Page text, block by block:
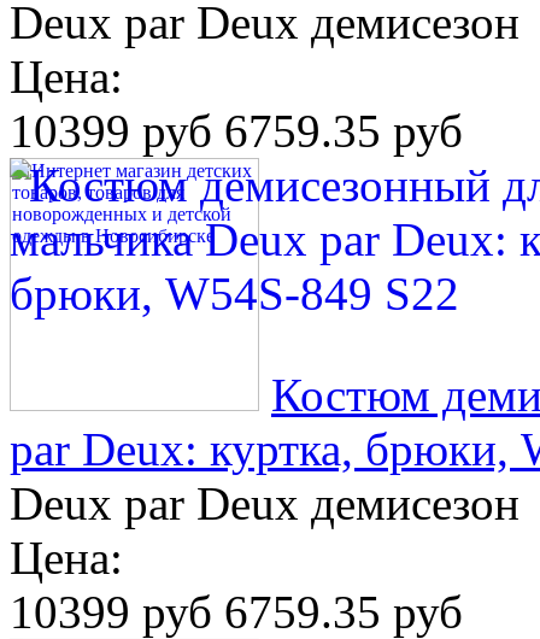
Deux par Deux демисезон
Цена:
10399 руб 6759.35 руб
Костюм
par Deux: куртка, брюки,
Deux par Deux демисезон
Цена:
10399 руб 6759.35 руб